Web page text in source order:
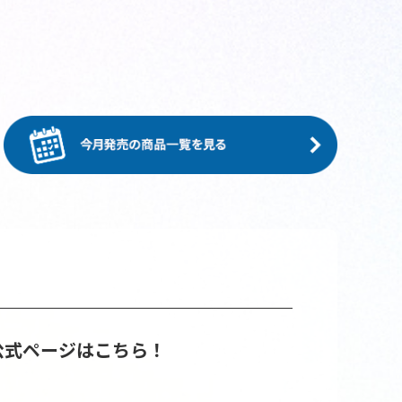
ページはこちら！